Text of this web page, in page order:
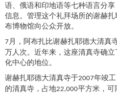
语、俄语和印地语等七种语言分
信息。管理这个礼拜场所的谢赫
布博物馆向公众开放。
7 月，阿布扎比谢赫扎耶德大清真
万人次。近年来，这座清真寺确
化中心的地位。
谢赫扎耶德大清真寺于2007年竣
的清真寺，占地22,000平方米，可